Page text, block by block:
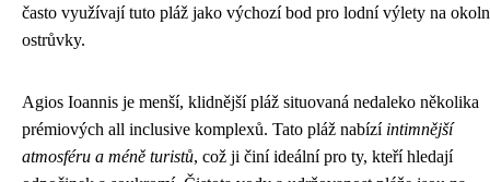
často využívají tuto pláž jako výchozí bod pro lodní výlety na
ostrůvky.
Agios Ioannis je menší, klidnější pláž situovaná nedaleko několika
prémiových all inclusive komplexů. Tato pláž nabízí intimnější
atmosféru a méně turistů, což ji činí ideální pro ty, kteří hledají